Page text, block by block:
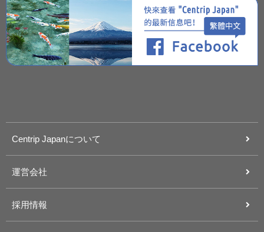
Centrip Japanについて
運営会社
採用情報